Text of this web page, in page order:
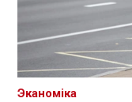
Эканоміка